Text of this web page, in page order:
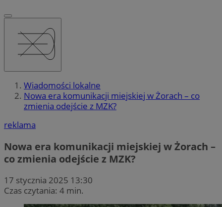
Wiadomości lokalne
Nowa era komunikacji miejskiej w Żorach – co
zmienia odejście z MZK?
reklama
Nowa era komunikacji miejskiej w Żorach –
co zmienia odejście z MZK?
17 stycznia 2025 13:30
Czas czytania: 4 min.